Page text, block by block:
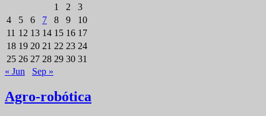
1
2
3
4
5 6 7 8 9
10
11 12 13 14 15 16 17
18 19 20 21 22 23 24
25 26 27 28 29 30 31
« Jun
Sep »
Agro-robótica